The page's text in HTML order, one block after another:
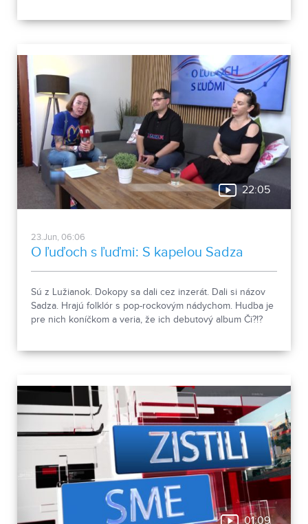
22:05
23.Jun, 06:06
O ľuďoch s ľuďmi: S kapelou Sadza
Sú z Lužianok. Dokopy sa dali cez inzerát. Dali si názov
Sadza. Hrajú folklór s pop-rockovým nádychom. Hudba je
pre nich koníčkom a veria, že ich debutový album Či?!?
01:09